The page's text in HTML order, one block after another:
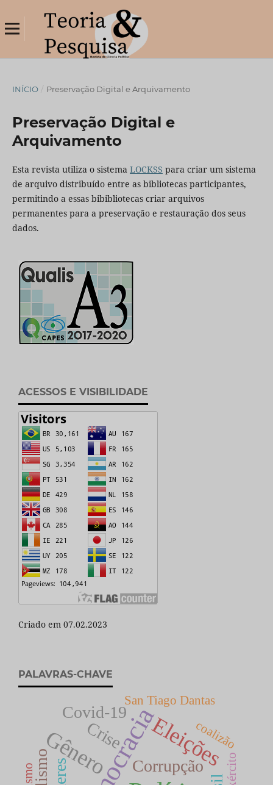
INÍCIO / Preservação Digital e Arquivamento
Preservação Digital e
Arquivamento
Esta revista utiliza o sistema LOCKSS para criar um sistema
de arquivo distribuído entre as bibliotecas participantes,
permitindo a essas bibibliotecas criar arquivos
permanentes para a preservação e restauração dos seus
dados.
ACESSOS E VISIBILIDADE
Criado em 07.02.2023
PALAVRAS-CHAVE
Eleições
Gênero
Crise
Corrupção
Covid-19
San Tiago Dantas
coalizão
Exército